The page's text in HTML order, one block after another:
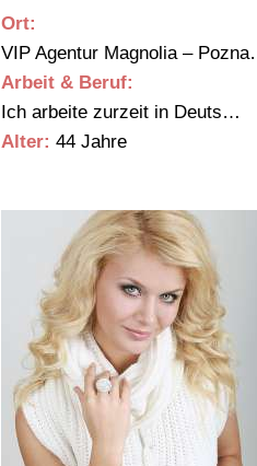
Ort:
VIP Agentur Magnolia –
Arbeit & Beruf:
Ich arbeite zurzeit in Deuts…
Alter: 44 Jahre